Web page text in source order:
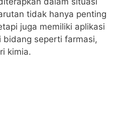
tidak hanya penting
juga memiliki aplikasi
bidang seperti farmasi,
kimia.